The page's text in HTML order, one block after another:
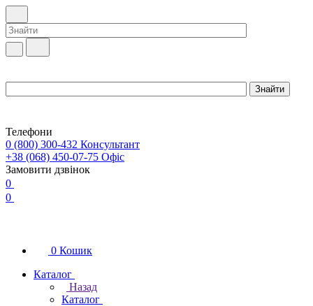
Телефони
0 (800) 300-432 Консультант
+38 (068) 450-07-75 Офіс
Замовити дзвінок
0
0
0 Кошик
Каталог
Назад
Каталог